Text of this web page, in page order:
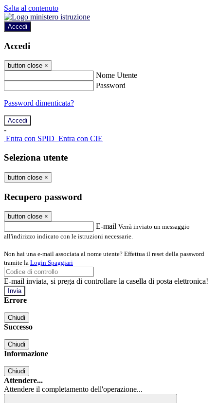
Salta al contenuto
Accedi
Accedi
button close ×
Nome Utente
Password
Password dimenticata?
-
Entra con SPID Entra con CIE
Seleziona utente
button close ×
Recupero password
button close ×
E-mail Verrà inviato un messaggio
all'indirizzo indicato con le istruzioni necessarie.
Non hai una e-mail associata al nome utente? Effettua il reset della password
tramite la Login Spaggiari
E-mail inviata, si prega di controllare la casella di posta elettronica!
Errore
Chiudi
Successo
Chiudi
Informazione
Chiudi
Attendere...
Attendere il completamento dell'operazione...